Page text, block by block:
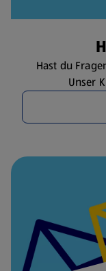
Hast du
Unser